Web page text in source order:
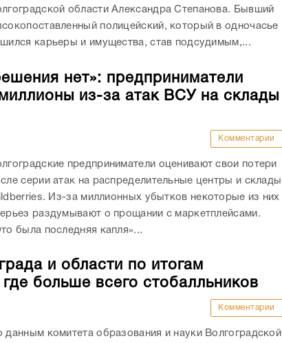
области Александра Степанова. Бывший
полицейский, который в одночасье
карьеры и имущества, став подсудимым,...
нет»: предприниматели
из-за атак ВСУ на склады
Комментарии
предприниматели оценивают свои потери
серии атак на распределительные центры и склады
Из-за миллионных убытков некоторые из них
раздумывают о прощании с маркетплейсами.
была последняя капля»...
и области по итогам
больше всего стобалльников
Комментарии
данным комитета образования и науки Волгоградской